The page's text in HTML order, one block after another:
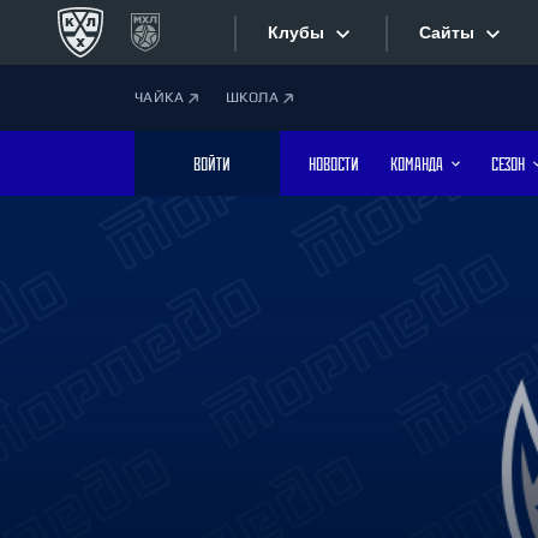
Клубы
Дивизион Боброва
Лада
Сайты
Текстовые
Фотобанк
ЧАЙКА ШКОЛА
ВОЙТИ НОВОСТИ КОМАНДА СЕЗОН